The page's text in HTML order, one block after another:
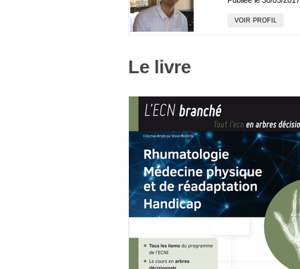
VOIR PROFIL
Le livre